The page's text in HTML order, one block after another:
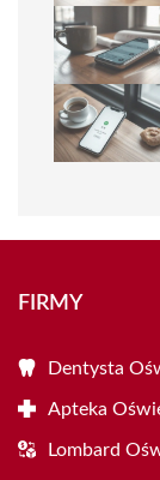
FIRMY
Dentysta
Apteka
Lombard